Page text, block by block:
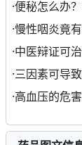
·便秘怎么办
·慢性咽炎竟
·中医辩证可
·三因素可导
·高血压的危